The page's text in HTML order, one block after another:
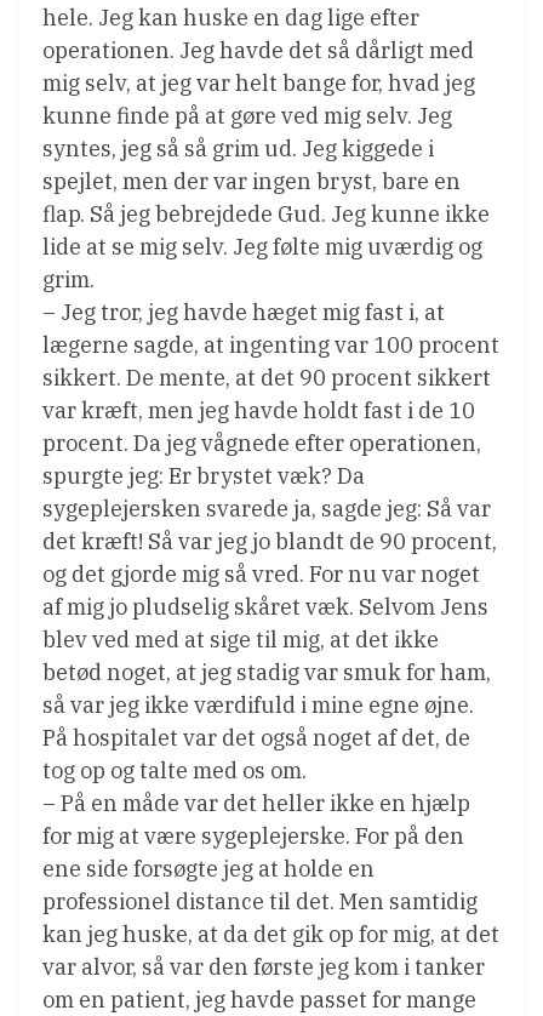
hele. Jeg kan huske en dag lige efter
operationen. Jeg havde det så dårligt med
mig selv, at jeg var helt bange for, hvad jeg
kunne finde på at gøre ved mig selv. Jeg
syntes, jeg så så grim ud. Jeg kiggede i
spejlet, men der var ingen bryst, bare en
flap. Så jeg bebrejdede Gud. Jeg kunne ikke
lide at se mig selv. Jeg følte mig uværdig og
grim.
– Jeg tror, jeg havde hæget mig fast i, at
lægerne sagde, at ingenting var 100 procent
sikkert. De mente, at det 90 procent sikkert
var kræft, men jeg havde holdt fast i de 10
procent. Da jeg vågnede efter operationen,
spurgte jeg: Er brystet væk? Da
sygeplejersken svarede ja, sagde jeg: Så var
det kræft! Så var jeg jo blandt de 90 procent,
og det gjorde mig så vred. For nu var noget
af mig jo pludselig skåret væk. Selvom Jens
blev ved med at sige til mig, at det ikke
betød noget, at jeg stadig var smuk for ham,
så var jeg ikke værdifuld i mine egne øjne.
På hospitalet var det også noget af det, de
tog op og talte med os om.
– På en måde var det heller ikke en hjælp
for mig at være sygeplejerske. For på den
ene side forsøgte jeg at holde en
professionel distance til det. Men samtidig
kan jeg huske, at da det gik op for mig, at det
var alvor, så var den første jeg kom i tanker
om en patient, jeg havde passet for mange